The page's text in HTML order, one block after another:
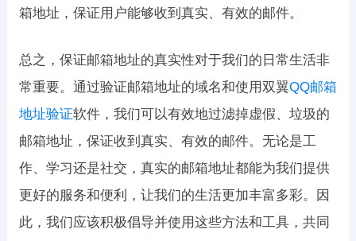
箱地址，保证用户能够收到真实、有效的邮件。
总之，保证邮箱地址的真实性对于我们的日常生活非
常重要。通过验证邮箱地址的域名和使用双翼QQ邮箱
地址验证软件，我们可以有效地过滤掉虚假、垃圾的
邮箱地址，保证收到真实、有效的邮件。无论是工
作、学习还是社交，真实的邮箱地址都能为我们提供
更好的服务和便利，让我们的生活更加丰富多彩。因
此，我们应该积极倡导并使用这些方法和工具，共同